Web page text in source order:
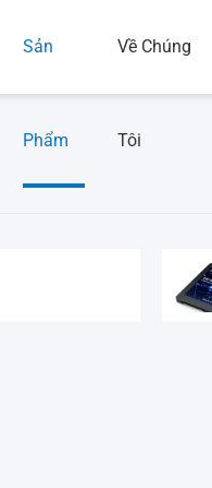
Sản
Phẩm
Về Chúng
Tôi